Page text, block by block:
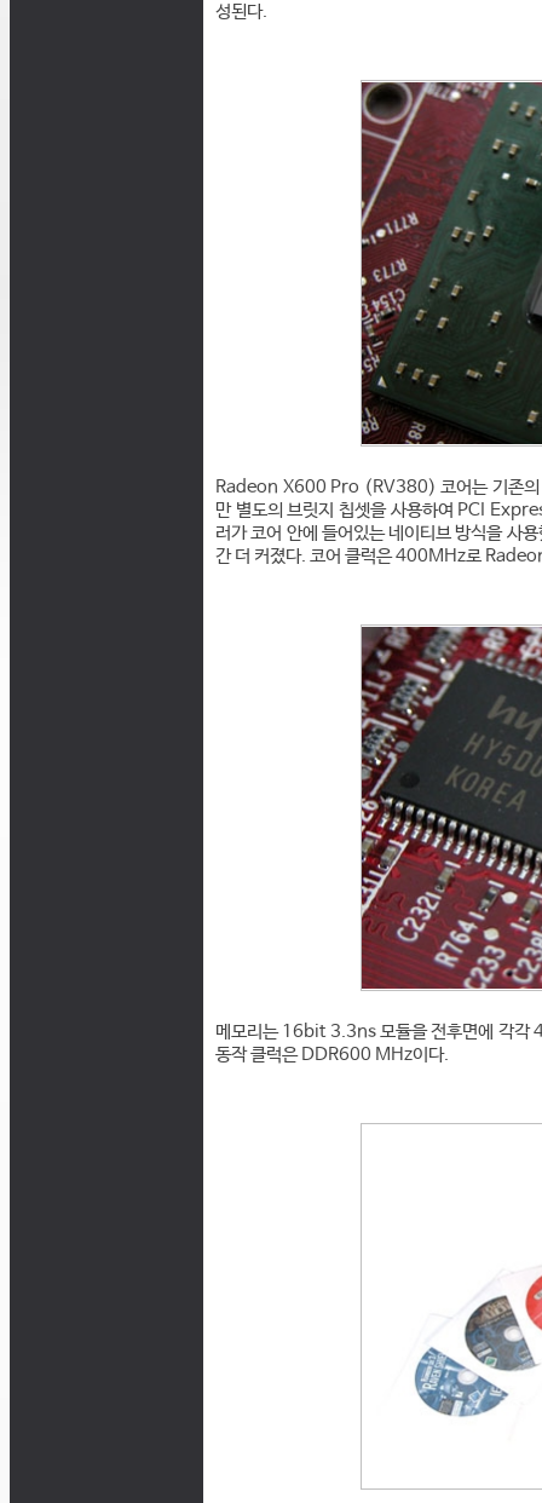
성된다.
Radeon X600 Pro (RV380) 코어는 기존
만 별도의 브릿지 칩셋을 사용하여 PCI
러가 코어 안에 들어있는 네이티브 방식을
간 더 커졌다. 코어 클럭은 400MHz로
메모리는 16bit 3.3ns 모듈을 전후면에 각각
동작 클럭은 DDR600 MHz이다.